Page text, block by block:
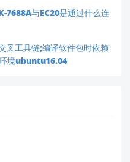
7688A与EC20是通过什么连
叉工具链;编译软件包时依赖
境ubuntu16.04